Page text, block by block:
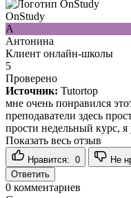
OnStudy
А
Антонина
Клиент онлайн-школы
5
Проверено
Источник: Tutortop
мне очень понравился
преподаватели здесь
прости недельный курс,
Показать весь отзыв
Нравится: 0 Не
Ответить
0 комментариев